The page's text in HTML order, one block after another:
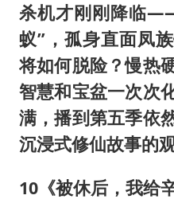
杀机才刚刚降临
蚁”，孤身直面凤
将如何脱险？慢热
智慧和宝盆一次次
满，播到第五季依
沉浸式修仙故事的观
10《被休后，我给